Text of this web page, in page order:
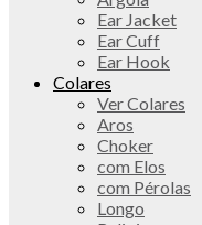
Ear Jacket
Ear Cuff
Ear Hook
Colares
Ver Colares
Aros
Choker
com Elos
com Pérolas
Longo